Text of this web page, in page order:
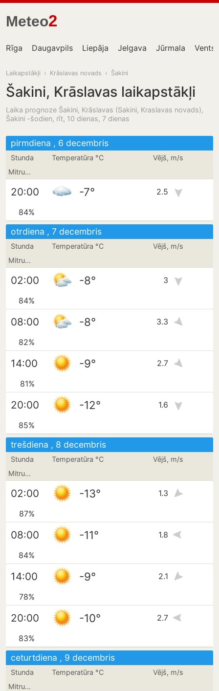
Meteo2
Rīga Daugavpils Liepāja Jelgava Jūrmala
Laikapstākļi › Krāslavas novads › Šakini
Šakini, Krāslavas laikapstākļi
Laika prognoze Šakini, Krāslavas (Sakini, Kraslavas novads),
Šakini -šodien, rīt, 10 dienas, 7 dienas
pirmdiena , 6 decembris
Stunda Temperatūra °C
Vējš, m/s
Mitrums
20:00 -7° 2.5
84%
otrdiena , 7 decembris
Stunda Temperatūra °C
Vējš, m/s
Mitrums
02:00 -8° 3
84%
08:00 -8° 3.3
82%
14:00 -9° 2.7
81%
20:00 -12° 1.6
85%
trešdiena , 8 decembris
Stunda Temperatūra °C
Vējš, m/s
Mitrums
02:00 -13° 1.3
87%
08:00 -11° 1.8
84%
14:00 -9° 2.1
78%
20:00 -10° 2.7
83%
ceturtdiena , 9 decembris
Stunda Temperatūra °C
Vējš, m/s
Mitrums